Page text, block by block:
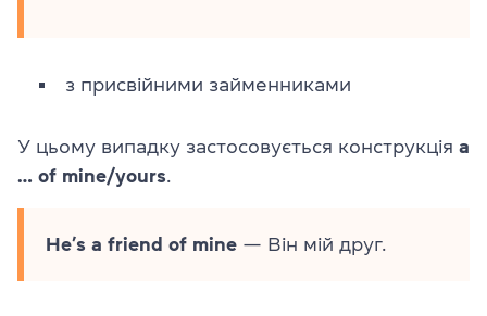
з присвійними займенниками
У цьому випадку застосовується конструкція a
… of mine/yours.
He’s a friend of mine — Він мій друг.